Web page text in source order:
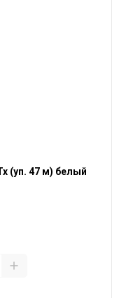
(уп. 47 м) белый